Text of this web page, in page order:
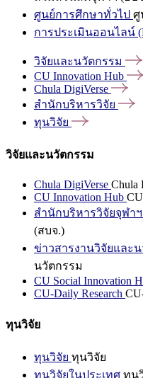
ศูนย์การศึกษาทั่วไป ศู
การประเมินออนไลน์
วิจัยและนวัตกรรม
CU Innovation Hub
Chula DigiVerse
สำนักบริหารวิจัย
ทุนวิจัย
วิจัยและนวัตกรรม
Chula DigiVerse Chula
CU Innovation Hub
สำนักบริหารวิจัยจุฬา
(สบจ.)
ข่าวสารงานวิจัยและ
นวัตกรรม
CU Social Innovation
CU-Daily Research
ทุนวิจัย
ทุนวิจัย ทุนวิจัย
ทุนวิจัยในประเทศ ทุน